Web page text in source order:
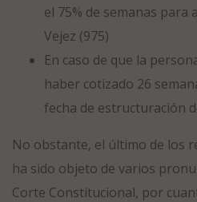
el 75% de semanas para
Vejez (975)
En caso de que la
haber cotizado 26
fecha de estructuración
No obstante, el último de los
ha sido objeto de varios
Corte Constitucional, por